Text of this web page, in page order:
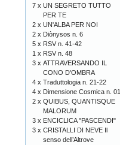
7 x UN SEGRETO TUTTO
PER TE
2 x UN'ALBA PER NOI
2 x Diònysos n. 6
5 x RSV n. 41-42
1 x RSV n. 48
3 x ATTRAVERSANDO IL
CONO D'OMBRA
4 x Traduttologia n. 21-22
4 x Dimensione Cosmica n. 01
2 x QUIBUS, QUANTISQUE
MALORUM
3 x ENCICLICA "PASCENDI"
3 x CRISTALLI DI NEVE Il
senso dell’Altrove